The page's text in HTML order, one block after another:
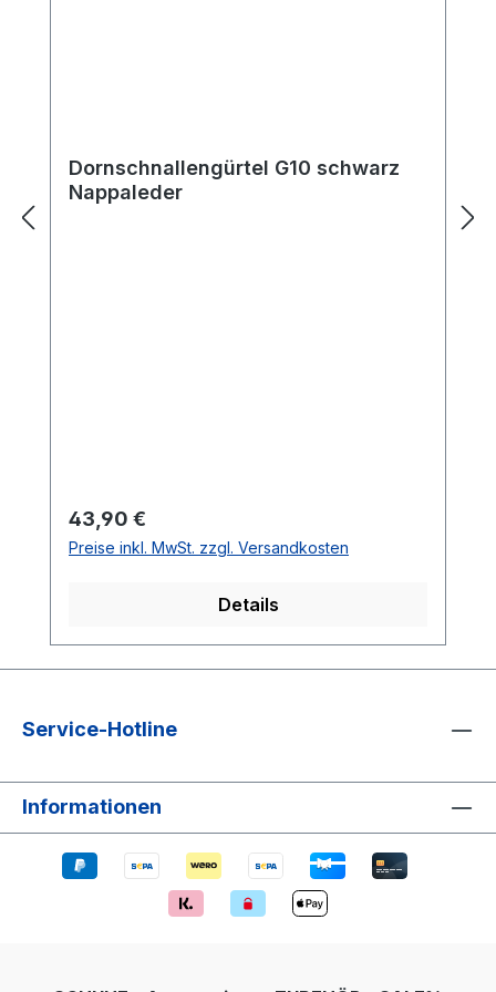
Dornschnallengürtel G10 schwarz
Nappaleder
Regulärer Preis:
43,90 €
Preise inkl. MwSt. zzgl. Versandkosten
Details
Service-Hotline
Informationen